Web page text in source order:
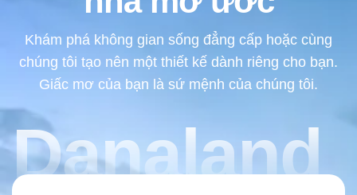
Khám phá không gian sống đẳng cấp hoặc cùng
chúng tôi tạo nên một thiết kế dành riêng cho bạn.
Giấc mơ của bạn là sứ mệnh của chúng tôi.
Danaland